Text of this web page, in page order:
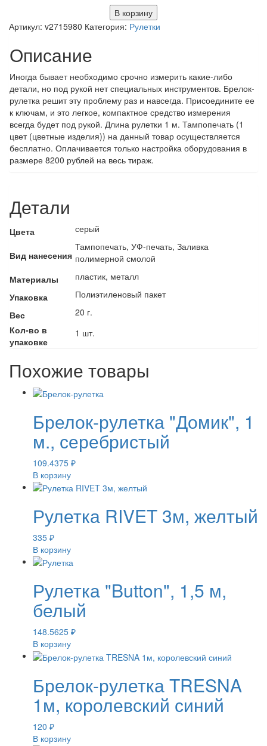
В корзину
Артикул: v2715980 Категория: Рулетки
Описание
Иногда бывает необходимо срочно измерить какие-либо
детали, но под рукой нет специальных инструментов. Брелок-
рулетка решит эту проблему раз и навсегда. Присоедините ее
к ключам, и это легкое, компактное средство измерения
всегда будет под рукой. Длина рулетки 1 м. Тампопечать (1
цвет (цветные изделия)) на данный товар осуществляется
бесплатно. Оплачивается только настройка оборудования в
размере 8200 рублей на весь тираж.
Детали
Цвета серый
Вид нанесения
Тампопечать, УФ-печать, Заливка
полимерной смолой
Материалы
пластик, металл
Упаковка
Полиэтиленовый пакет
Вес
20 г.
Кол-во в
упаковке
1 шт.
Похожие товары
Брелок-рулетка "Домик", 1
м., серебристый
109.4375 ₽
В корзину
Рулетка RIVET 3м, желтый
335 ₽
В корзину
Рулетка "Button", 1,5 м,
белый
148.5625 ₽
В корзину
Брелок-рулетка TRESNA
1м, королевский синий
120 ₽
В корзину